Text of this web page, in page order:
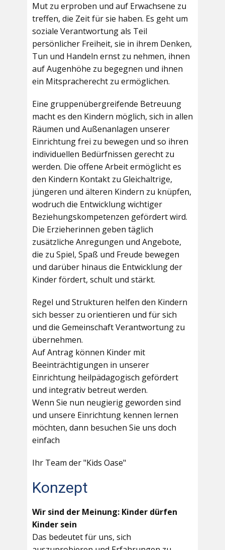
Mut zu erproben und auf Erwachsene zu
treffen, die Zeit für sie haben. Es geht um
soziale Verantwortung als Teil
persönlicher Freiheit, sie in ihrem Denken,
Tun und Handeln ernst zu nehmen, ihnen
auf Augenhöhe zu begegnen und ihnen
ein Mitspracherecht zu ermöglichen.
Eine gruppenübergreifende Betreuung
macht es den Kindern möglich, sich in allen
Räumen und Außenanlagen unserer
Einrichtung frei zu bewegen und so ihren
individuellen Bedürfnissen gerecht zu
werden. Die offene Arbeit ermöglicht es
den Kindern Kontakt zu Gleichaltrige,
jüngeren und älteren Kindern zu knüpfen,
wodruch die Entwicklung wichtiger
Beziehungskompetenzen gefördert wird.
Die Erzieherinnen geben täglich
zusätzliche Anregungen und Angebote,
die zu Spiel, Spaß und Freude bewegen
und darüber hinaus die Entwicklung der
Kinder fördert, schult und stärkt.
Regel und Strukturen helfen den Kindern
sich besser zu orientieren und für sich
und die Gemeinschaft Verantwortung zu
übernehmen.
Auf Antrag können Kinder mit
Beeinträchtigungen in unserer
Einrichtung heilpädagogisch gefördert
und integrativ betreut werden.
Wenn Sie nun neugierig geworden sind
und unsere Einrichtung kennen lernen
möchten, dann besuchen Sie uns doch
einfach
Ihr Team der "Kids Oase"
Konzept
Wir sind der Meinung: Kinder dürfen
Kinder sein
Das bedeutet für uns, sich